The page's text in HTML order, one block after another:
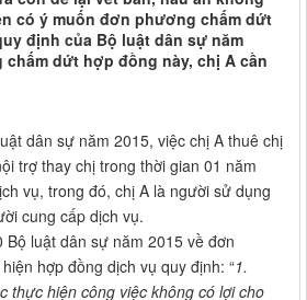
có ý muốn đơn phương chấm dứt
định của Bộ luật dân sự năm
dứt hợp đồng này, chị A cần
dân sự năm 2015, việc chị A thuê chị
trợ thay chị trong thời gian 01 năm
vụ, trong đó, chị A là người sử dụng
cung cấp dịch vụ.
luật dân sự năm 2015 về đơn
hợp đồng dịch vụ quy định: “1.
thực hiện công việc không có lợi cho